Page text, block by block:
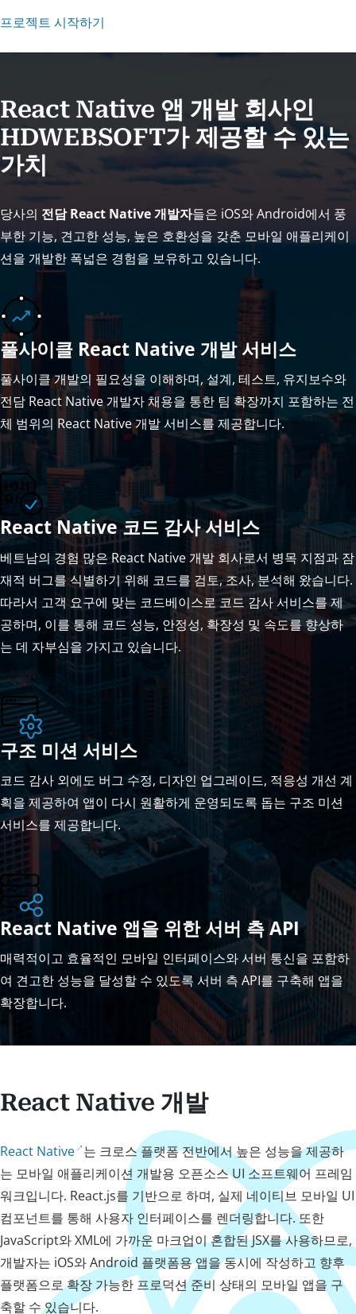
프로젝트 시작하기
React Native 앱 개발 회사인
HDWEBSOFT가 제공할 수 있는
가치
당사의 전담 React Native 개발자들은 iOS와 Android에서 풍
부한 기능, 견고한 성능, 높은 호환성을 갖춘 모바일 애플리케이
션을 개발한 폭넓은 경험을 보유하고 있습니다.
풀사이클 React Native 개발 서비스
풀사이클 개발의 필요성을 이해하며, 설계, 테스트, 유지보수와
전담 React Native 개발자 채용을 통한 팀 확장까지 포함하는 전
체 범위의 React Native 개발 서비스를 제공합니다.
React Native 코드 감사 서비스
베트남의 경험 많은 React Native 개발 회사로서 병목 지점과 잠
재적 버그를 식별하기 위해 코드를 검토, 조사, 분석해 왔습니다.
따라서 고객 요구에 맞는 코드베이스로 코드 감사 서비스를 제
공하며, 이를 통해 코드 성능, 안정성, 확장성 및 속도를 향상하
는 데 자부심을 가지고 있습니다.
구조 미션 서비스
코드 감사 외에도 버그 수정, 디자인 업그레이드, 적응성 개선 계
획을 제공하여 앱이 다시 원활하게 운영되도록 돕는 구조 미션
서비스를 제공합니다.
React Native 앱을 위한 서버 측 API
매력적이고 효율적인 모바일 인터페이스와 서버 통신을 포함하
여 견고한 성능을 달성할 수 있도록 서버 측 API를 구축해 앱을
확장합니다.
React Native 개발
React Native 는 크로스 플랫폼 전반에서 높은 성능을 제공하
는 모바일 애플리케이션 개발용 오픈소스 UI 소프트웨어 프레임
워크입니다. React.js를 기반으로 하며, 실제 네이티브 모바일 UI
컴포넌트를 통해 사용자 인터페이스를 렌더링합니다. 또한
JavaScript와 XML에 가까운 마크업이 혼합된 JSX를 사용하므로,
개발자는 iOS와 Android 플랫폼용 앱을 동시에 작성하고 향후
플랫폼으로 확장 가능한 프로덕션 준비 상태의 모바일 앱을 구
축할 수 있습니다.